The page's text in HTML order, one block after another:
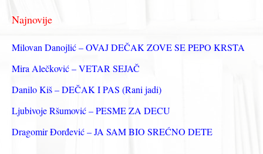
а
з
а
Najnovije
Milovan Danojlić – OVAJ DEČAK ZOVE SE PEPO KRSTA
Mira Alečković – VETAR SEJAČ
Danilo Kiš – DEČAK I PAS (Rani jadi)
Ljubivoje Ršumović – PESME ZA DECU
Dragomir Đorđević – JA SAM BIO SREĆNO DETE